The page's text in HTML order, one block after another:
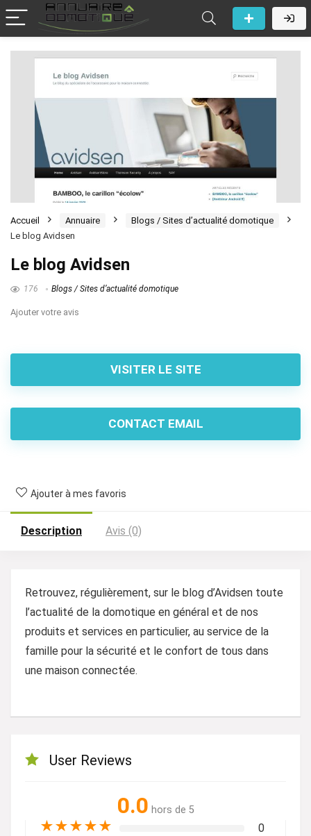
Accueil Annuaire
Blogs / Sites d’actualité domotique
Le blog Avidsen
Le blog Avidsen
176 Blogs / Sites d’actualité domotique
Ajouter votre avis
VISITER LE SITE
CONTACT EMAIL
Ajouter à mes favoris
Description Avis (0)
Retrouvez, régulièrement, sur le blog d’Avidsen toute
l’actualité de la domotique en général et de nos
produits et services en particulier, au service de la
famille pour la sécurité et le confort de tous dans
une maison connectée.
User Reviews
0.0 hors de 5
★★★★★ 0